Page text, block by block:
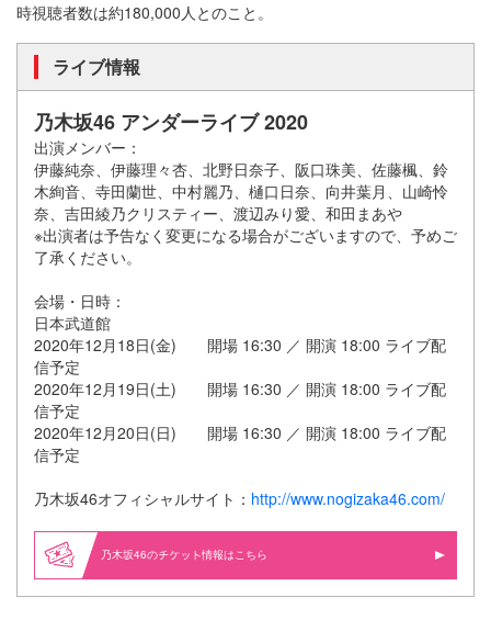
時視聴者数は約180,000人とのこと。
ライブ情報
乃木坂46 アンダーライブ 2020
出演メンバー：
伊藤純奈、伊藤理々杏、北野日奈子、阪口珠美、佐藤楓、鈴
木絢音、寺田蘭世、中村麗乃、樋口日奈、向井葉月、山崎怜
奈、吉田綾乃クリスティー、渡辺みり愛、和田まあや
※出演者は予告なく変更になる場合がございますので、予めご
了承ください。
会場・日時：
日本武道館
2020年12月18日(金) 開場 16:30 ／ 開演 18:00 ライブ配
信予定
2020年12月19日(土) 開場 16:30 ／ 開演 18:00 ライブ配
信予定
2020年12月20日(日) 開場 16:30 ／ 開演 18:00 ライブ配
信予定
乃木坂46オフィシャルサイト： http://www.nogizaka46.com/
乃木坂46の 情報はこちら